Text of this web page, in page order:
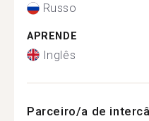
Russo
APRENDE
Inglês
Parceiro/a de